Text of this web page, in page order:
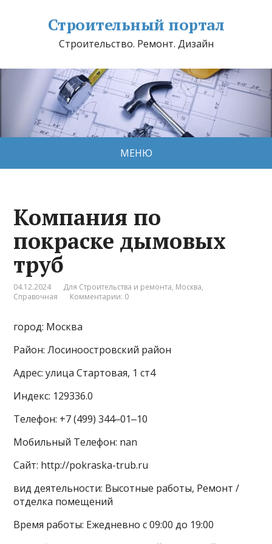
Строительный портал
Строительство. Ремонт. Дизайн
МЕНЮ
Компания по
покраске дымовых
труб
04.12.2024 Для Строительства и ремонта, Москва,
Справочная
Комментарии: 0
город: Москва
Район: Лосиноостровский район
Адрес: улица Стартовая, 1 ст4
Индекс: 129336.0
Телефон: +7 (499) 344‒01‒10
Мобильный Телефон: nan
Сайт: http://pokraska-trub.ru
вид деятельности: Высотные работы, Ремонт /
отделка помещений
Время работы: Ежедневно с 09:00 до 19:00